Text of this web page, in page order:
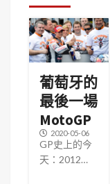
葡萄牙的
最後一場
MotoGP
2020-05-06
GP史上的今
天：2012…